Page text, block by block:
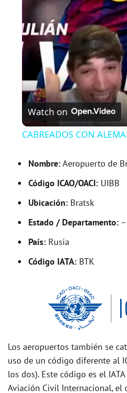
l
a
y
V
i
d
e
o
Watch on
CABREADOS CON
Nombre:Aeropuerto de
Código ICAO/OACI: UIBB
Ubicación: Bratsk
Estado / Departamento: –
País: Rusia
Código IATA: BTK
Los aeropuertos también se
uso de un código diferente al
los dos). Este código es el
Aviación Civil Internacional, el